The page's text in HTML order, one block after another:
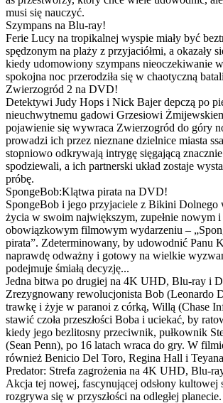
musi się nauczyć.
Szympans na Blu-ray!
Ferie Lucy na tropikalnej wyspie miały być
spędzonym na plaży z przyjaciółmi, a okazały
kiedy udomowiony szympans nieoczekiwanie
spokojna noc przerodziła się w chaotyczną
Zwierzogród 2 na DVD!
Detektywi Judy Hops i Nick Bajer depczą po
nieuchwytnemu gadowi Grzesiowi
pojawienie się wywraca Zwierzogród do góry
prowadzi ich przez nieznane dzielnice miasta
stopniowo odkrywają intrygę sięgającą
spodziewali, a ich partnerski układ zostaje
próbę.
SpongeBob:Klątwa pirata na DVD!
SpongeBob i jego przyjaciele z Bikini Dolnego
życia w swoim największym, zupełnie nowym i
obowiązkowym filmowym wydarzeniu –
pirata”. Zdeterminowany, by udowodnić Panu
naprawdę odważny i gotowy na wielkie
podejmuje śmiałą decyzję...
Jedna bitwa po drugiej na 4K UHD, Blu-ray i
Zrezygnowany rewolucjonista Bob (Leonardo
trawkę i żyje w paranoi z córką, Willą (Chase
stawić czoła przeszłości Boba i uciekać, by
kiedy jego bezlitosny przeciwnik, pułkownik
(Sean Penn), po 16 latach wraca do gry. W
również Benicio Del Toro, Regina Hall i
Predator: Strefa zagrożenia na 4K UHD, Blu-
Akcja tej nowej, fascynującej odsłony kultowej
rozgrywa się w przyszłości na odległej